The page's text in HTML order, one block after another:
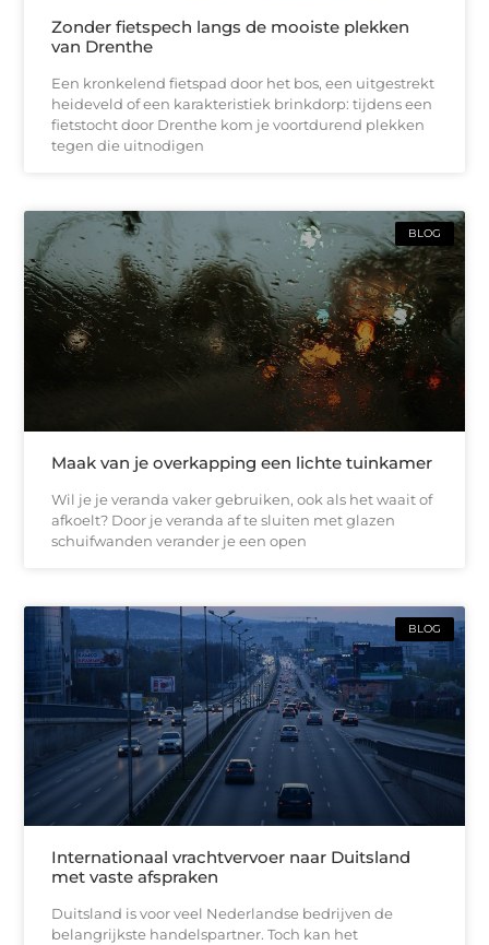
Zonder fietspech langs de mooiste plekken
van Drenthe
Een kronkelend fietspad door het bos, een uitgestrekt
heideveld of een karakteristiek brinkdorp: tijdens een
fietstocht door Drenthe kom je voortdurend plekken
tegen die uitnodigen
BLOG
Maak van je overkapping een lichte tuinkamer
Wil je je veranda vaker gebruiken, ook als het waait of
afkoelt? Door je veranda af te sluiten met glazen
schuifwanden verander je een open
BLOG
Internationaal vrachtvervoer naar Duitsland
met vaste afspraken
Duitsland is voor veel Nederlandse bedrijven de
belangrijkste handelspartner. Toch kan het